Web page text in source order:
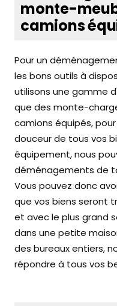
monte-
camions
Pour un
les bons outils à
utilisons une gamme
que des monte-
camions équipés,
douceur de tous vos
équipement, nous
déménagements de
Vous pouvez donc
que vos biens seront
et avec le plus grand
dans une petite
des bureaux entiers,
répondre à tous vos